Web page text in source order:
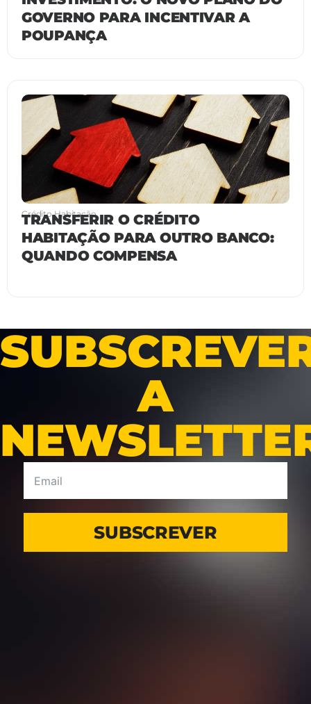
GOVERNO PARA INCENTIVAR A
POUPANÇA
Crédito Habitação
TRANSFERIR O CRÉDITO
HABITAÇÃO PARA OUTRO BANCO:
QUANDO COMPENSA
A
SUBSCREVER